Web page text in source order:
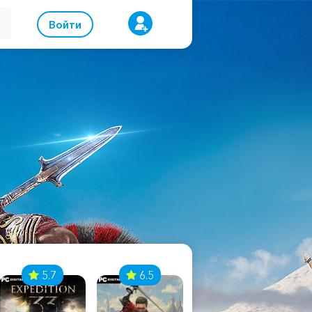
Войти
5.7 6.5 8.1